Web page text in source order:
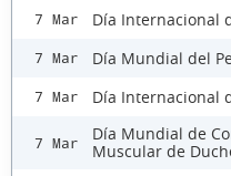
7 Mar Día Internacional
7 Mar Día Mundial del
7 Mar Día Internacional
7 Mar
Día Mundial de
Muscular de